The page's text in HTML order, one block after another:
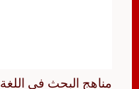
مناهج البحث في اللغة